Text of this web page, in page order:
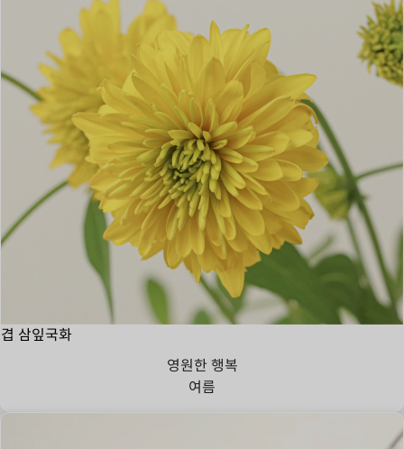
겹 삼잎국화
영원한 행복
여름